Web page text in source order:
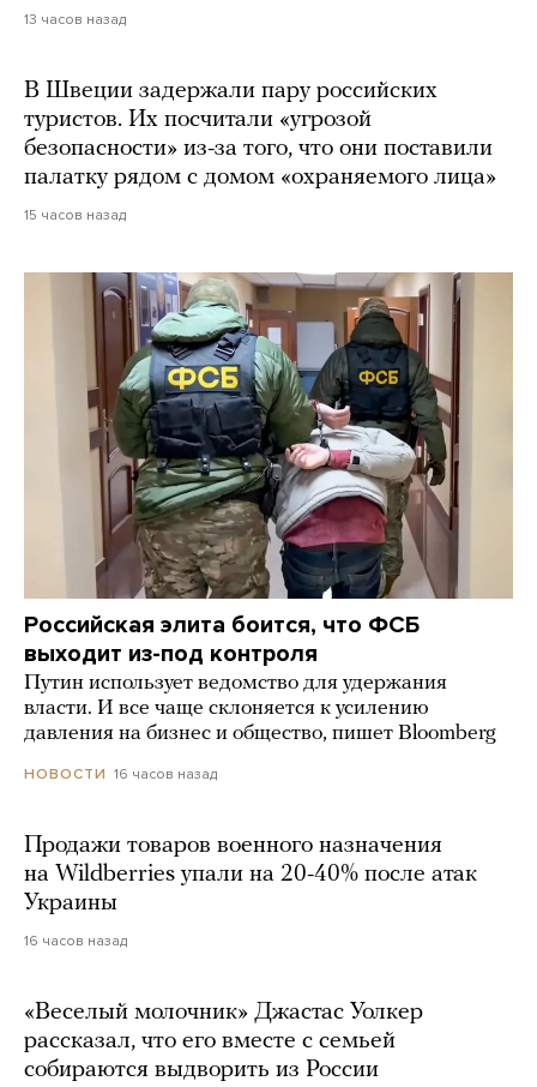
13 часов назад
В Швеции задержали пару российских
туристов. Их посчитали «угрозой
безопасности» из-за того, что они поставили
палатку рядом с домом «охраняемого лица»
15 часов назад
Российская элита боится, что ФСБ
выходит из-под контроля
Путин использует ведомство для удержания
власти. И все чаще склоняется к усилению
давления на бизнес и общество, пишет Bloomberg
НОВОСТИ 16 часов назад
Продажи товаров военного назначения
на Wildberries упали на 20-40% после атак
Украины
16 часов назад
«Веселый молочник» Джастас Уолкер
рассказал, что его вместе с семьей
собираются выдворить из России